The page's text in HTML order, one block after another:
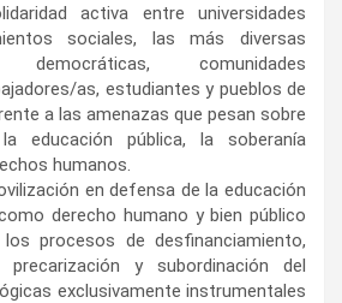
activa entre universidades
sociales, las más diversas
democráticas, comunidades
as, estudiantes y pueblos de
a las amenazas que pesan sobre
educación pública, la soberanía
humanos.
en defensa de la educación
derecho humano y bien público
procesos de desfinanciamiento,
precarización y subordinación del
exclusivamente instrumentales